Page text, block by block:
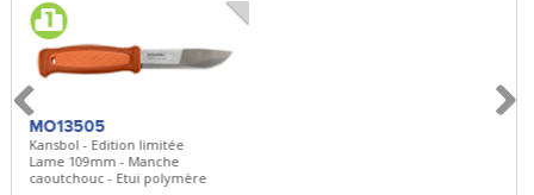
MO13505
Kansbol - Edition limitée
Lame 109mm - Manche
caoutchouc - Etui polymère